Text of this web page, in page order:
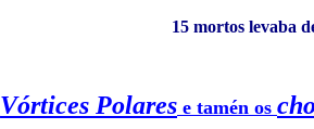
15 mortos levaba
Vórtices Polares e tamén os